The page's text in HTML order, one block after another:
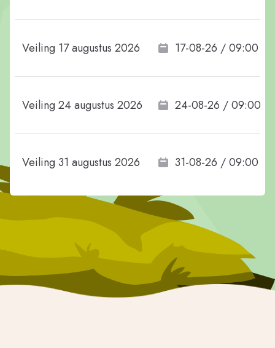
Veiling 17 augustus 2026 17-08-26 / 09:00
Veiling 24 augustus 2026 24-08-26 / 09:00
Veiling 31 augustus 2026 31-08-26 / 09:00